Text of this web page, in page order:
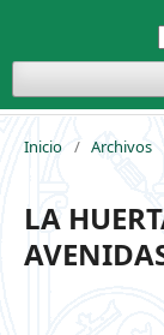
Inicio / Archivos
LA